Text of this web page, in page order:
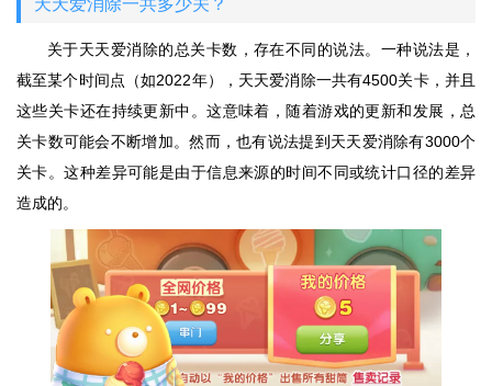
天天爱消除一共多少关？
关于天天爱消除的总关卡数，存在不同的说法。一种说法是，
截至某个时间点（如2022年），天天爱消除一共有4500关卡，并且
这些关卡还在持续更新中。这意味着，随着游戏的更新和发展，总
关卡数可能会不断增加。然而，也有说法提到天天爱消除有3000个
关卡。这种差异可能是由于信息来源的时间不同或统计口径的差异
造成的。